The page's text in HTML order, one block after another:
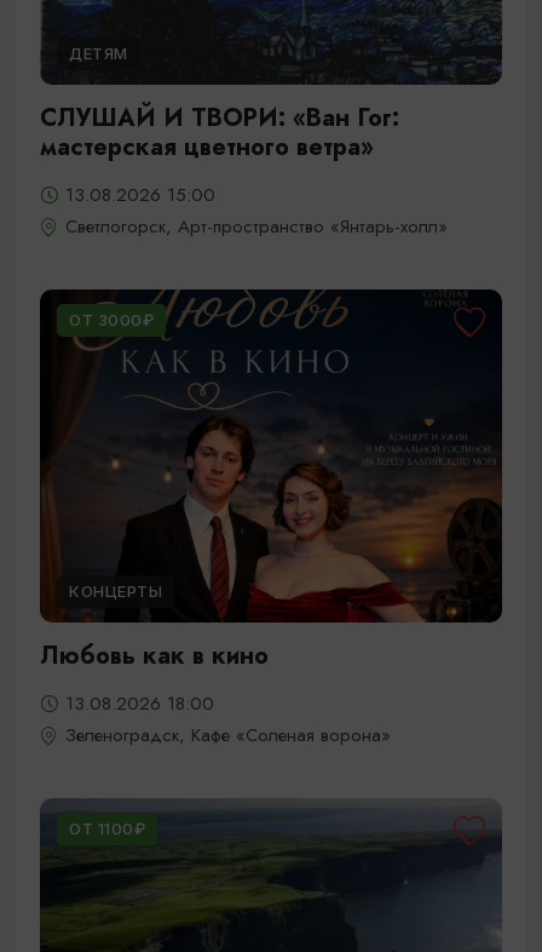
ДЕТЯМ
СЛУШАЙ И ТВОРИ: «Ван Гог:
мастерская цветного ветра»
13.08.2026 15:00
Светлогорск, Арт-пространство «Янтарь-холл»
ОТ 3000₽
КОНЦЕРТЫ
Любовь как в кино
13.08.2026 18:00
Зеленоградск, Кафе «Соленая ворона»
ОТ 1100₽